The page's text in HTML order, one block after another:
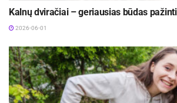
Kalnų dviračiai – geriausias būdas
2026-06-01